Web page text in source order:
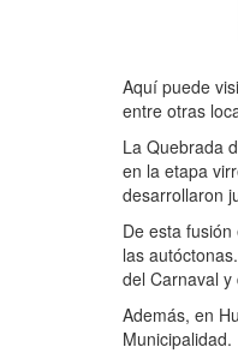
Aquí puede
entre otras
La Quebrada
en la etapa
desarrollaron
De esta
las
del Carnaval y
Además, en
Municipalidad.